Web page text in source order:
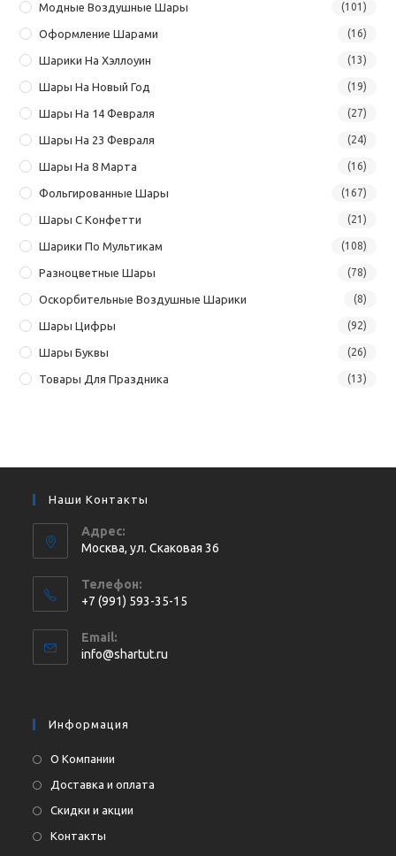
Модные Воздушные Шары (101)
Оформление Шарами (16)
Шарики На Хэллоуин (13)
Шары На Новый Год (19)
Шары На 14 Февраля (27)
Шары На 23 Февраля (24)
Шары На 8 Марта (16)
Фольгированные Шары (167)
Шары С Конфетти (21)
Шарики По Мультикам (108)
Разноцветные Шары (78)
Оскорбительные Воздушные Шарики (8)
Шары Цифры (92)
Шары Буквы (26)
Товары Для Праздника (13)
Наши Контакты
Адрес:
Москва, ул. Cкаковая 36
Телефон:
+7 (991) 593-35-15
в
вашем
Email:
info@shartut.ru
Информация
О Компании
Доставка и оплата
Скидки и акции
Контакты